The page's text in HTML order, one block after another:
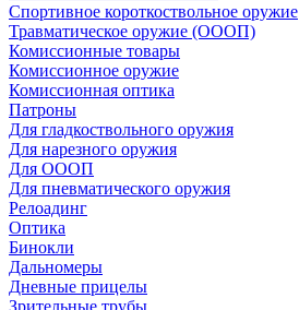
Спортивное короткоствольное оружие
Травматическое оружие (ОООП)
Комиссионные товары
Комиссионное оружие
Комиссионная оптика
Патроны
Для гладкоствольного оружия
Для нарезного оружия
Для ОООП
Для пневматического оружия
Релоадинг
Оптика
Бинокли
Дальномеры
Дневные прицелы
Зрительные трубы